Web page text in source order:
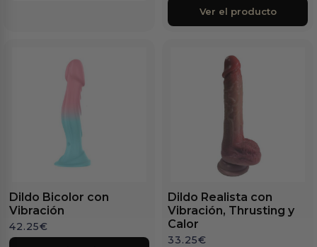
Ver el producto
Dildo Bicolor con
Vibración
42.25€
Dildo Realista con
Vibración, Thrusting y
Calor
33.25€